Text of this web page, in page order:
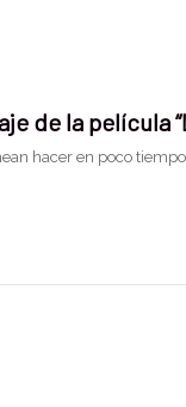
de la película
hacer en poco